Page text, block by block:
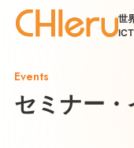
世
Events
セミナー・